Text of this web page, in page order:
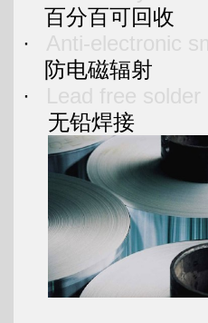
百分百可回收
·
Anti-electronic
防电磁辐射
·
Lead free solder
无铅焊接